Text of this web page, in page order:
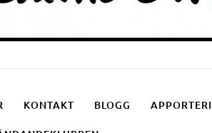
KONTAKT BLOGG